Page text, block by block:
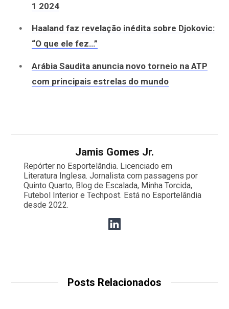
1 2024
Haaland faz revelação inédita sobre Djokovic:
“O que ele fez…”
Arábia Saudita anuncia novo torneio na ATP
com principais estrelas do mundo
Jamis Gomes Jr.
Repórter no Esportelândia. Licenciado em
Literatura Inglesa. Jornalista com passagens por
Quinto Quarto, Blog de Escalada, Minha Torcida,
Futebol Interior e Techpost. Está no Esportelândia
desde 2022.
Posts Relacionados